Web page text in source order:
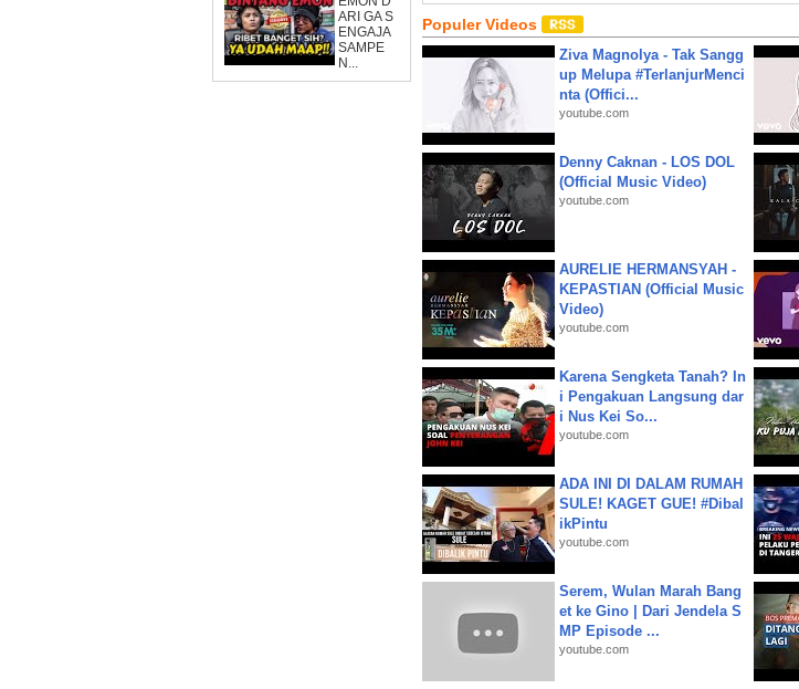
ARI GA S
ENGAJA
SAMPE
N...
Populer Videos
Ziva Magnolya - Tak Sangg
up Melupa #TerlanjurMenci
nta (Offici...
youtube.com
Denny Caknan - LOS DOL
(Official Music Video)
youtube.com
AURELIE HERMANSYAH -
KEPASTIAN (Official Music
Video)
youtube.com
Karena Sengketa Tanah? In
i Pengakuan Langsung dar
i Nus Kei So...
youtube.com
ADA INI DI DALAM RUMAH
SULE! KAGET GUE! #Dibal
ikPintu
youtube.com
Serem, Wulan Marah Bang
et ke Gino | Dari Jendela S
MP Episode ...
youtube.com